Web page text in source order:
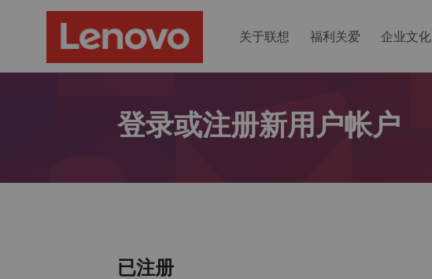
关于联想 福利关爱 企业文化
登录或注册新用户帐户
已注册